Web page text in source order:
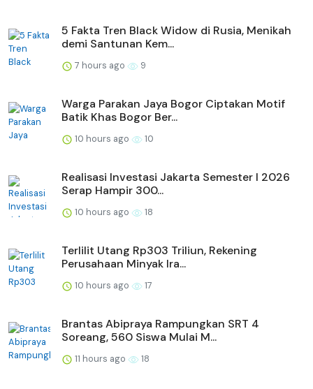
5 Fakta Tren Black Widow di Rusia, Menikah
demi Santunan Kem...
7 hours ago 9
Warga Parakan Jaya Bogor Ciptakan Motif
Batik Khas Bogor Ber...
10 hours ago 10
Realisasi Investasi Jakarta Semester I 2026
Serap Hampir 300...
10 hours ago 18
Terlilit Utang Rp303 Triliun, Rekening
Perusahaan Minyak Ira...
10 hours ago 17
Brantas Abipraya Rampungkan SRT 4
Soreang, 560 Siswa Mulai M...
11 hours ago 18